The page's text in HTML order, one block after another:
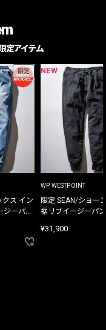
定アイテム
限定
クス イン
ーパン
NEW
WP WESTPOINT
限定 SEAN/ショー
裾リブイージーパ
¥31,900